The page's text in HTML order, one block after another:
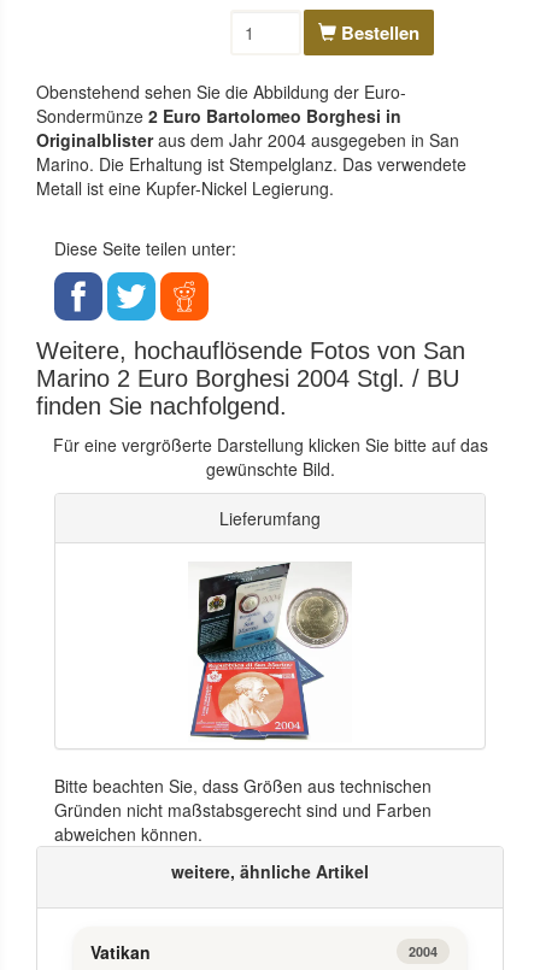
Bestellen
Obenstehend sehen Sie die Abbildung der Euro-
Sondermünze 2 Euro Bartolomeo Borghesi in
Originalblisteraus dem Jahr 2004 ausgegeben in San
Marino. Die Erhaltung ist Stempelglanz. Das verwendete
Metall ist eine Kupfer-Nickel Legierung.
Diese Seite teilen unter:
Weitere, hochauflösende Fotos von San
Marino 2 Euro Borghesi 2004 Stgl. / BU
finden Sie nachfolgend.
Für eine vergrößerte Darstellung klicken Sie bitte auf das
gewünschte Bild.
Lieferumfang
Bitte beachten Sie, dass Größen aus technischen
Gründen nicht maßstabsgerecht sind und Farben
abweichen können.
weitere, ähnliche Artikel
Vatikan 2004